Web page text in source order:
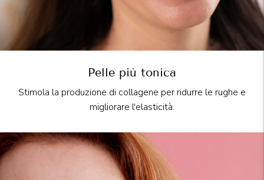
Pelle più tonica
Stimola la produzione di collagene per ridurre le rughe e
migliorare l'elasticità.